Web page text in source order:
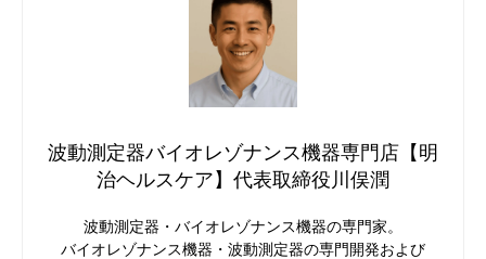
波動測定器バイオレゾナンス機器専門店【明
治ヘルスケア】代表取締役川俣潤
波動測定器・バイオレゾナンス機器の専門家。
バイオレゾナンス機器・波動測定器の専門開発および